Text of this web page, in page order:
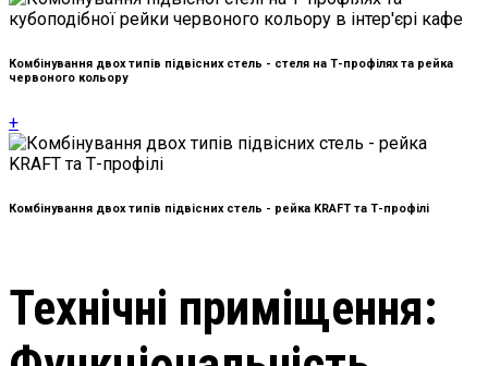
Комбінування двох типів підвісних стель - стеля на Т-профілях та рейка
червоного кольору
+
Комбінування двох типів підвісних стель - рейка KRAFT та Т-профілі
Технічні приміщення: